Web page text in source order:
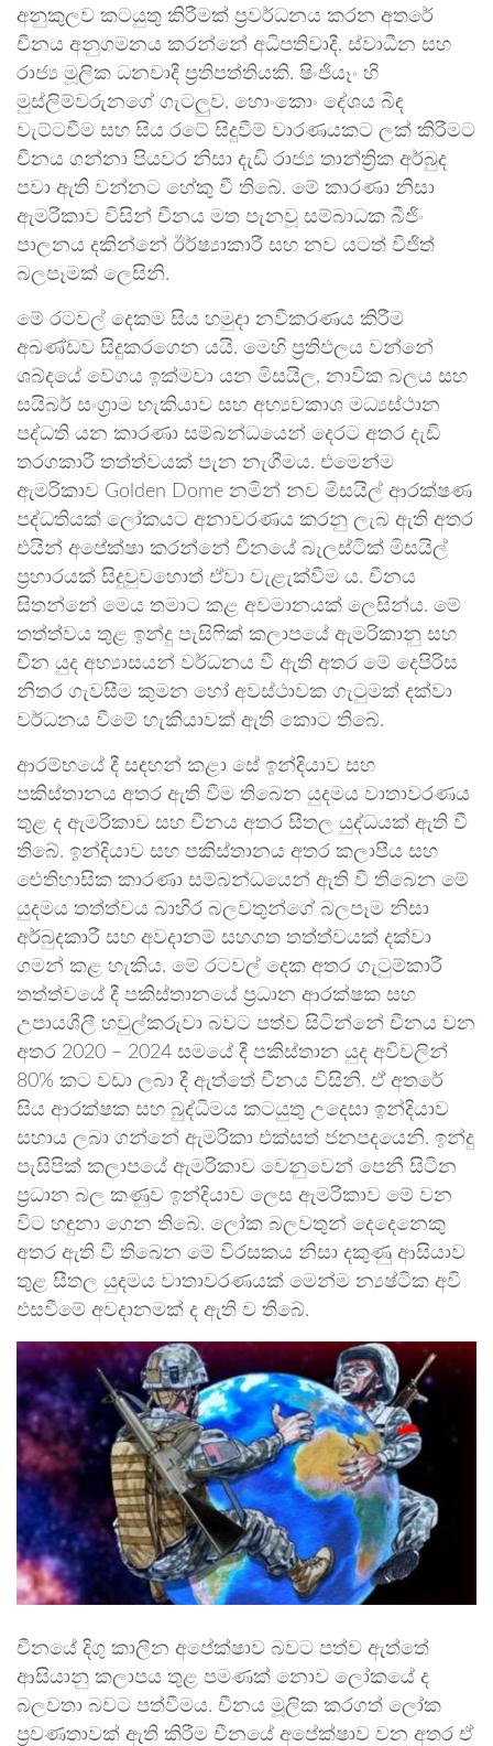
අනුකුලව කටයුතු කිරීමක් ප්‍රවර්ධනය කරන අතරේ
චීනය අනුගමනය කරන්නේ අධිපතිවාදී, ස්වාධීන සහ
රාජ්‍ය මූලික ධනවාදී ප්‍රතිපත්තියකි. ෂිංජියෑං හි
මුස්ලිම්වරුනගේ ගැටලුව, හොංකොං දේශය බිඳ
වැට්ටවීම සහ සිය රටේ සිදුවීම් වාරණයකට ලක් කිරීමට
චීනය ගන්නා පියවර නිසා දැඩි රාජ්‍ය තාන්ත්‍රික අර්බුද
පවා ඇති වන්නට හේකු වී තිබේ. මේ කාරණා නිසා
ඇමරිකාව විසින් චීනය මත පැනවූ සම්බාධක බීජිං
පාලනය දකින්නේ ඊර්ෂ්‍යාකාරී සහ නව යටත් විජිත්
බලපෑමක් ලෙසිනි.
මේ රටවල් දෙකම සිය හමුදා නවීකරණය කිරීම
අඛණ්ඩව සිදුකරගෙන යයි. මෙහි ප්‍රතිඵලය වන්නේ
ශබ්දයේ වේගය ඉක්මවා යන මිසයිල, නාවික බලය සහ
සයිබර් සංග්‍රාම හැකියාව සහ අභ්‍යවකාශ මධ්‍යස්ථාන
පද්ධති යන කාරණා සම්බන්ධයෙන් දෙරට අතර දැඩි
තරගකාරී තත්ත්වයක් පැන නැගීමය. එමෙන්ම
ඇමරිකාව Golden Dome නමින් නව මිසයිල් ආරක්ෂණ
පද්ධතියක් ලෝකයට අනාවරණය කරනු ලැබ ඇති අතර
එයින් අපේක්ෂා කරන්නේ චීනයේ බැලස්ටික් මිසයිල්
ප්‍රහාරයක් සිදුවුවහොත් ඒවා වැළැක්වීම ය. චීනය
සිතන්නේ මෙය තමාට කළ අවමානයක් ලෙසින්ය. මේ
තත්ත්වය තුළ ඉන්දු පැසිෆික් කලාපයේ ඇමරිකානු සහ
චීන යුද අභ්‍යාසයන් වර්ධනය වී ඇති අතර මේ දෙපිරිස
නිතර ගැවසීම කුමන හෝ අවස්ථාවක ගැටුමක් දක්වා
වර්ධනය වීමේ හැකියාවක් ඇති කොට තිබේ.
ආරම්භයේ දී සඳහන් කළා සේ ඉන්දියාව සහ
පකිස්තානය අතර ඇති වීම තිබෙන යුදමය වාතාවරණය
තුළ ද ඇමරිකාව සහ චීනය අතර සීතල යුද්ධයක් ඇති වී
තිබේ. ඉන්දියාව සහ පකිස්තානය අතර කලාපීය සහ
ඓතිහාසික කාරණා සම්බන්ධයෙන් ඇති වී තිබෙන මේ
යුදමය තත්ත්වය බාහිර බලවතුන්ගේ බලපෑම නිසා
අර්බුදකාරී සහ අවදානම් සහගත තත්ත්වයක් දක්වා
ගමන් කළ හැකිය. මේ රටවල් දෙක අතර ගැටුම්කාරී
තත්ත්වයේ දී පකිස්තානයේ ප්‍රධාන ආරක්ෂක සහ
උපායශීලී හවුල්කරුවා බවට පත්ව සිටින්නේ චීනය වන
අතර 2020 – 2024 සමයේ දී පකිස්තාන යුද අවිවලින්
80% කට වඩා ලබා දී ඇත්තේ චීනය විසිනි. ඒ අතරේ
සිය ආරක්ෂක සහ බුද්ධිමය කටයුතු උදෙසා ඉන්දියාව
සහාය ලබා ගන්නේ ඇමරිකා එක්සත් ජනපදයෙනි. ඉන්දු
පැසිපික් කලාපයේ ඇමරිකාව වෙනුවෙන් පෙනී සිටින
ප්‍රධාන බල කණුව ඉන්දියාව ලෙස ඇමරිකාව මේ වන
විට හඳුනා ගෙන තිබේ. ලෝක බලවතුන් දෙදෙනෙකු
අතර ඇති වී තිබෙන මේ විරසකය නිසා දකුණු ආසියාව
තුළ සීතල යුදමය වාතාවරණයක් මෙන්ම න්‍යෂ්ටික අවි
එසවීමේ අවදානමක් ද ඇති ව තිබේ.
චීනයේ දිගු කාලීන අපේක්ෂාව බවට පත්ව ඇත්තේ
ආසියානු කලාපය තුළ පමණක් නොව ලෝකයේ ද
බලවතා බවට පත්වීමය. චීනය මූලික කරගත් ලෝක
ප්‍රවණතාවක් ඇති කිරීම චීනයේ අපේක්ෂාව වන අතර ඒ